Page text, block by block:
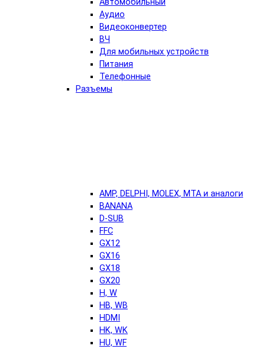
Автомобильный
Аудио
Видеоконвертер
ВЧ
Для мобильных устройств
Питания
Телефонные
Разъемы
AMP, DELPHI, MOLEX, MTA и аналоги
BANANA
D-SUB
FFC
GX12
GX16
GX18
GX20
H, W
HB, WB
HDMI
HK, WK
HU, WF